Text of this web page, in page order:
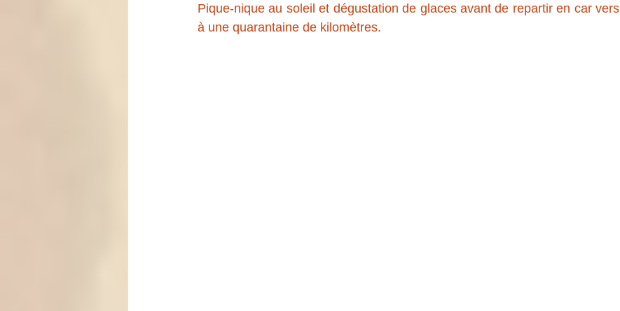
Pique-nique au soleil et dégustation de glaces avant de repartir en car vers
à une quarantaine de kilomètres.